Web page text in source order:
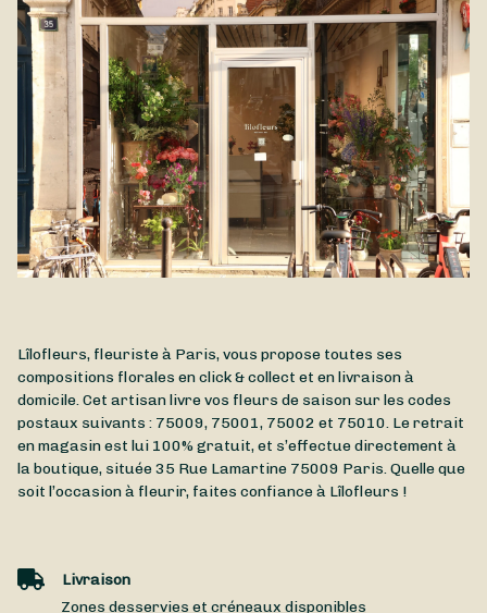
Lîlofleurs, fleuriste à Paris, vous propose toutes ses
compositions florales en click & collect et en livraison à
domicile. Cet artisan livre vos fleurs de saison sur les codes
postaux suivants : 75009, 75001, 75002 et 75010. Le retrait
en magasin est lui 100% gratuit, et s’effectue directement à
la boutique, située35 Rue Lamartine 75009 Paris. Quelle que
soit l’occasion à fleurir, faites confiance à Lîlofleurs !
Livraison
Zones desservies et créneaux disponibles